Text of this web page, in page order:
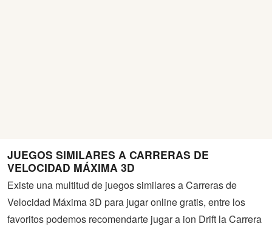
JUEGOS SIMILARES A CARRERAS DE
VELOCIDAD MÁXIMA 3D
Existe una multitud de juegos similares a Carreras de
Velocidad Máxima 3D para jugar online gratis, entre los
favoritos podemos recomendarte jugar a ion Drift la Carrera